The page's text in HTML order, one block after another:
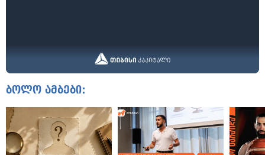
ბოლო ამბები: